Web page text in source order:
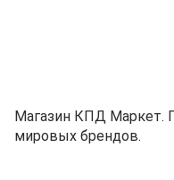
Магазин КПД Маркет.
мировых брендов.